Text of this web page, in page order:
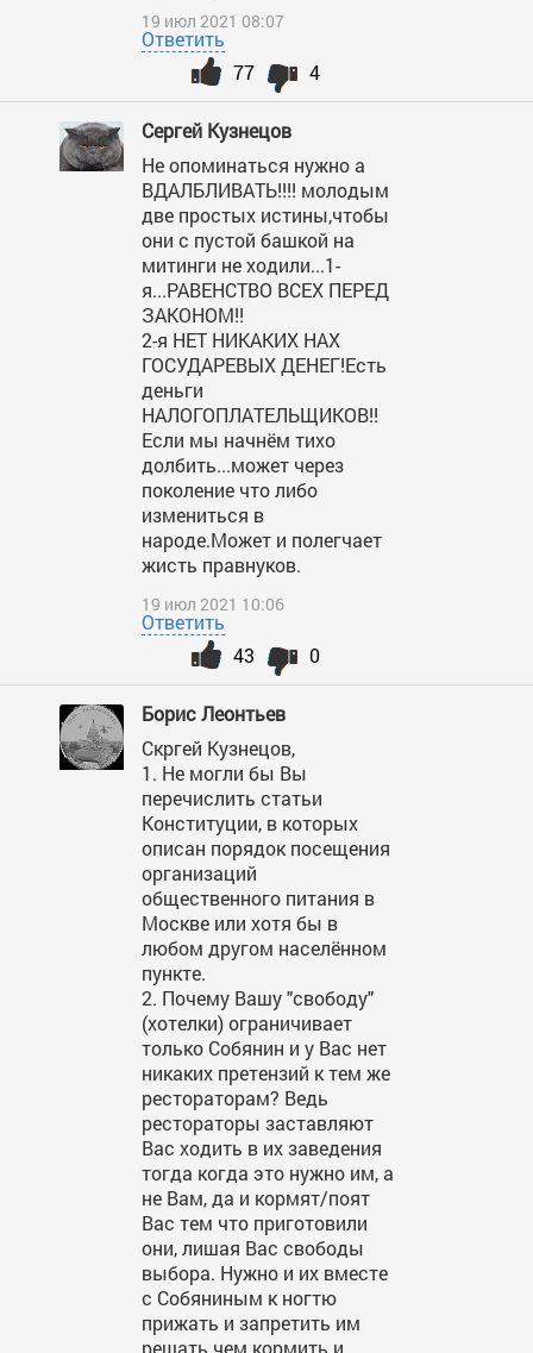
19 июл 2021 08:07
Ответить
4
77
Сергей Кузнецов
Не опоминаться нужно а
ВДАЛБЛИВАТЬ!!!! молодым
две простых истины,чтобы
они с пустой башкой на
митинги не ходили...1-
я...РАВЕНСТВО ВСЕХ ПЕРЕД
ЗАКОНОМ!!
2-я НЕТ НИКАКИХ НАХ
ГОСУДАРЕВЫХ ДЕНЕГ!Есть
деньги
НАЛОГОПЛАТЕЛЬЩИКОВ!!
Если мы начнём тихо
долбить...может через
поколение что либо
измениться в
народе.Может и полегчает
жисть правнуков.
19 июл 2021 10:06
Ответить
0
43
Борис Леонтьев
Скргей Кузнецов,
1. Не могли бы Вы
перечислить статьи
Конституции, в которых
описан порядок посещения
организаций
общественного питания в
Москве или хотя бы в
любом другом населённом
пункте.
2. Почему Вашу "свободу"
(хотелки) ограничивает
только Собянин и у Вас нет
никаких претензий к тем же
рестораторам? Ведь
рестораторы заставляют
Вас ходить в их заведения
тогда когда это нужно им, а
не Вам, да и кормят/поят
Вас тем что приготовили
они, лишая Вас свободы
выбора. Нужно и их вместе
с Собяниным к ногтю
прижать и запретить им
решать чем кормить и